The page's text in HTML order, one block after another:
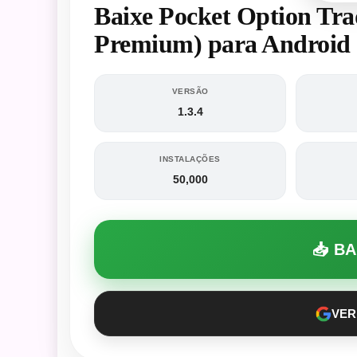
Baixe Pocket Option
Premium) para Android
VERSÃO
1.3.4
INSTALAÇÕES
50,000
📥